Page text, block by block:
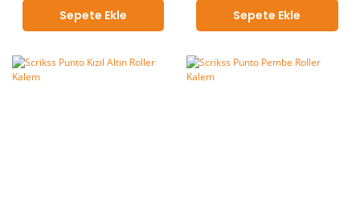
Sepete Ekle Sepete Ekle